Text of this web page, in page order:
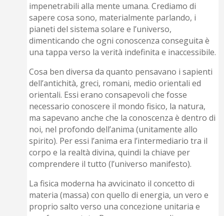
impenetrabili alla mente umana. Crediamo di
sapere cosa sono, materialmente parlando, i
pianeti del sistema solare e l’universo,
dimenticando che ogni conoscenza conseguita è
una tappa verso la verità indefinita e inaccessibile.
Cosa ben diversa da quanto pensavano i sapienti
dell’antichità, greci, romani, medio orientali ed
orientali. Essi erano consapevoli che fosse
necessario conoscere il mondo fisico, la natura,
ma sapevano anche che la conoscenza è dentro di
noi, nel profondo dell’anima (unitamente allo
spirito). Per essi l’anima era l’intermediario tra il
corpo e la realtà divina, quindi la chiave per
comprendere il tutto (l’universo manifesto).
La fisica moderna ha avvicinato il concetto di
materia (massa) con quello di energia, un vero e
proprio salto verso una concezione unitaria e